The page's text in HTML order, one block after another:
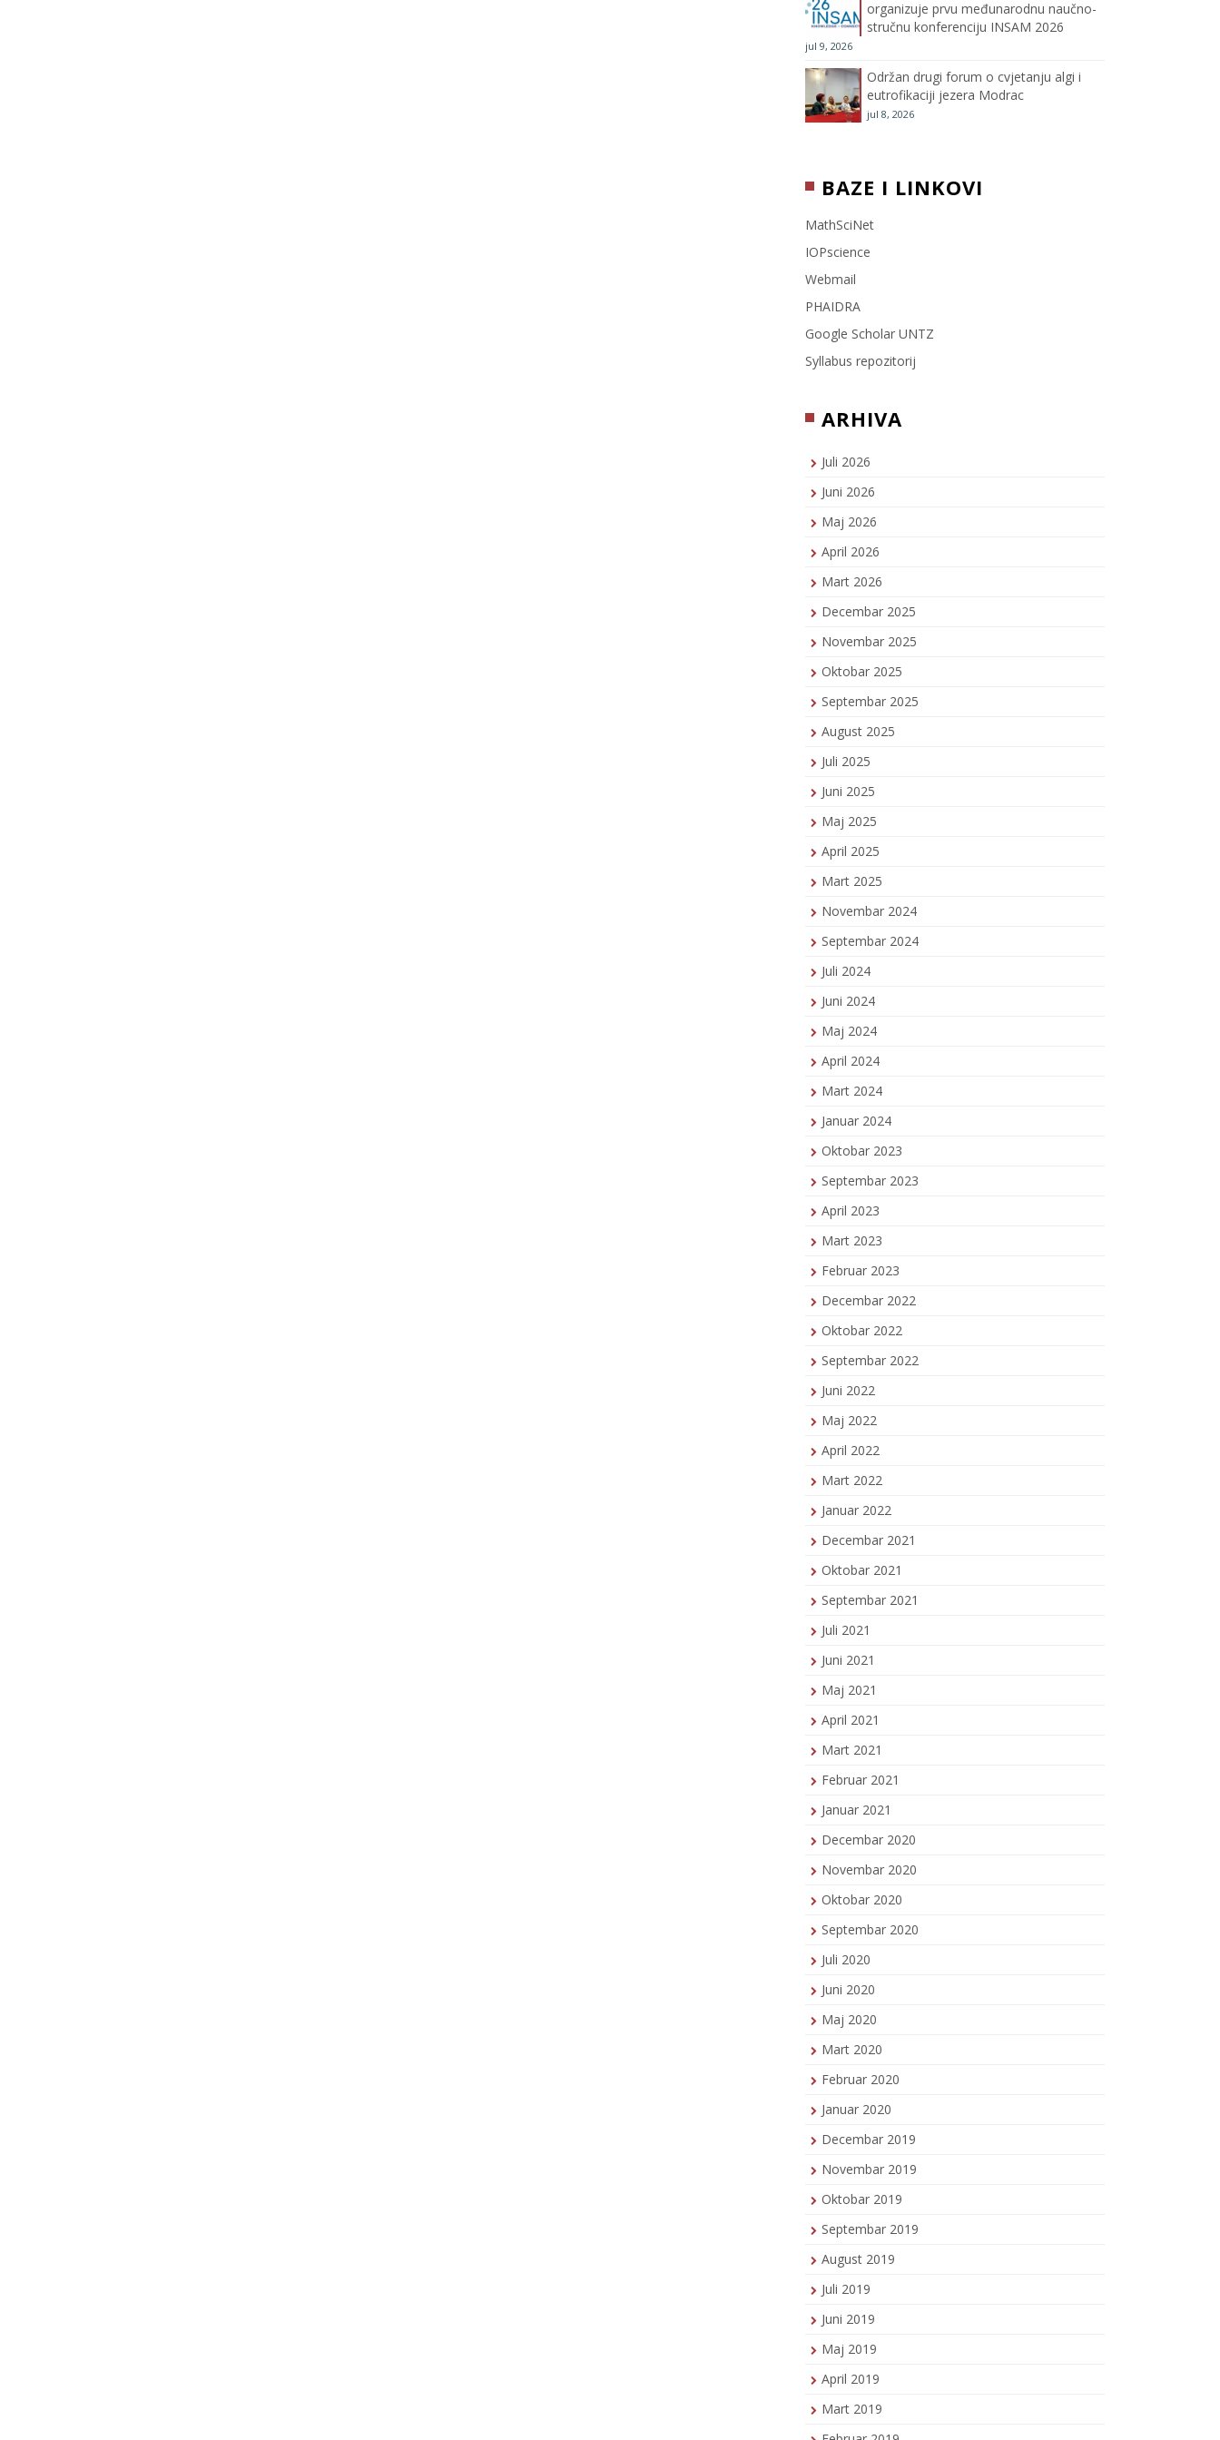
l
organizuje prvu međunarodnu naučno-
stručnu konferenciju INSAM 2026
jul 9, 2026
Održan drugi forum o cvjetanju algi i
eutrofikaciji jezera Modrac
jul 8, 2026
BAZE I LINKOVI
MathSciNet
IOPscience
Webmail
PHAIDRA
Google Scholar UNTZ
Syllabus repozitorij
ARHIVA
Juli 2026
Juni 2026
Maj 2026
April 2026
Mart 2026
Decembar 2025
Novembar 2025
Oktobar 2025
Septembar 2025
August 2025
Juli 2025
Juni 2025
Maj 2025
April 2025
Mart 2025
Novembar 2024
Septembar 2024
Juli 2024
Juni 2024
Maj 2024
April 2024
Mart 2024
Januar 2024
Oktobar 2023
Septembar 2023
April 2023
Mart 2023
Februar 2023
Decembar 2022
Oktobar 2022
Septembar 2022
Juni 2022
Maj 2022
April 2022
Mart 2022
Januar 2022
Decembar 2021
Oktobar 2021
Septembar 2021
Juli 2021
Juni 2021
Maj 2021
April 2021
Mart 2021
Februar 2021
Januar 2021
Decembar 2020
Novembar 2020
Oktobar 2020
Septembar 2020
Juli 2020
Juni 2020
Maj 2020
Mart 2020
Februar 2020
Januar 2020
Decembar 2019
Novembar 2019
Oktobar 2019
Septembar 2019
August 2019
Juli 2019
Juni 2019
Maj 2019
April 2019
Mart 2019